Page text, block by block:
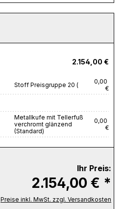
2.154,00 €
Stoff Preisgruppe 20 (
0,00
€
Metallkufe mit Tellerfuß
verchromt glänzend
(Standard)
0,00
€
Ihr Preis:
2.154,00 € *
Preise inkl. MwSt. zzgl. Versandkosten